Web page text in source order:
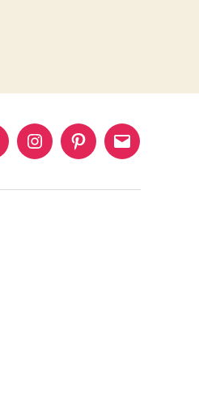
Murat
Instagram
PinterestMurat
Mail